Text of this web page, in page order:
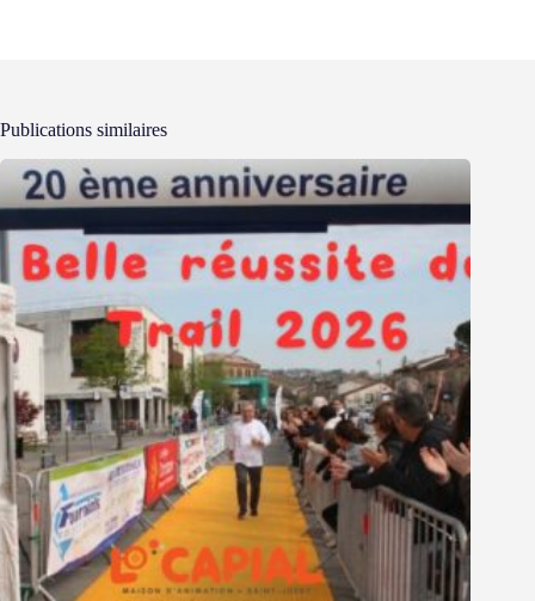
Publications similaires